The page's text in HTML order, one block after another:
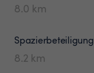
8.0 km
Spazierbeteiligung
8.2 km